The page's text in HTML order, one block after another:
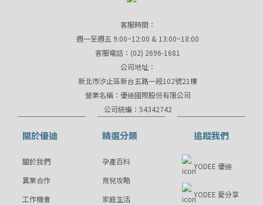
客服時間：
週一至週五 9:00~12:00 & 13:00~18:00
客服電話：(02) 2696-1681
公司地址：
新北市汐止區新台五路一段102號21樓
營業名稱：優迪國際股份有限公司
公司統編：54342742
關於優迪
關於我們
異業合作
工作機會
精選分類
孕產百科
育兒攻略
家庭生活
追蹤我們
YODEE 優迪
YODEE 愛分享